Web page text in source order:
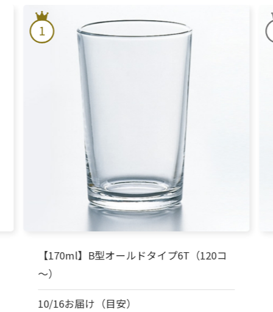
1
【170ml】B型オールドタイプ6T（120コ
～）
10/16お届け（目安）